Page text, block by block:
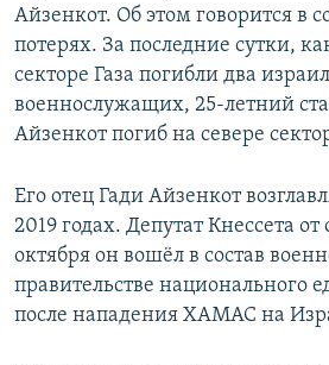
Айзенкот. Об этом говорится
потерях. За последние сутки,
секторе Газа погибли два
военнослужащих, 25-летний
Айзенкот погиб на севере
Его отец Гади Айзенкот
2019 годах. Депутат Кнессета
октября он вошёл в состав
правительстве национального
после нападения ХАМАС на